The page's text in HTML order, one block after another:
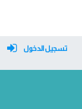
تسجيل الدخول